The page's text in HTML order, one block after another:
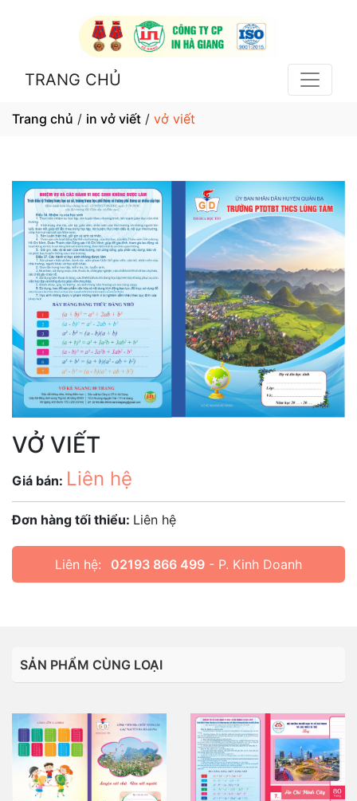
TRANG CHỦ
Trang chủ / in vở viết / vở viết
VỞ VIẾT
Giá bán: Liên hệ
Đơn hàng tối thiểu: Liên hệ
Liên hệ: 02193 866 499 - P. Kinh Doanh
SẢN PHẨM CÙNG LOẠI